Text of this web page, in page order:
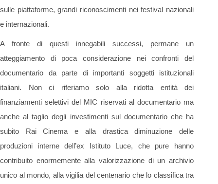
sulle piattaforme, grandi riconoscimenti nei festival nazionali
e internazionali.
A fronte di questi innegabili successi, permane un
atteggiamento di poca considerazione nei confronti del
documentario da parte di importanti soggetti istituzionali
italiani. Non ci riferiamo solo alla ridotta entità dei
finanziamenti selettivi del MIC riservati al documentario ma
anche al taglio degli investimenti sul documentario che ha
subito Rai Cinema e alla drastica diminuzione delle
produzioni interne dell’ex Istituto Luce, che pure hanno
contribuito enormemente alla valorizzazione di un archivio
unico al mondo, alla vigilia del centenario che lo classifica tra